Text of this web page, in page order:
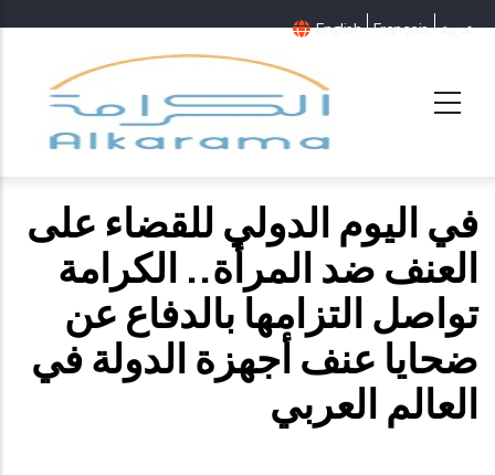
English Français عربية
في اليوم الدولي للقضاء على
العنف ضد المرأة.. الكرامة
تواصل التزامها بالدفاع عن
ضحايا عنف أجهزة الدولة في
العالم العربي